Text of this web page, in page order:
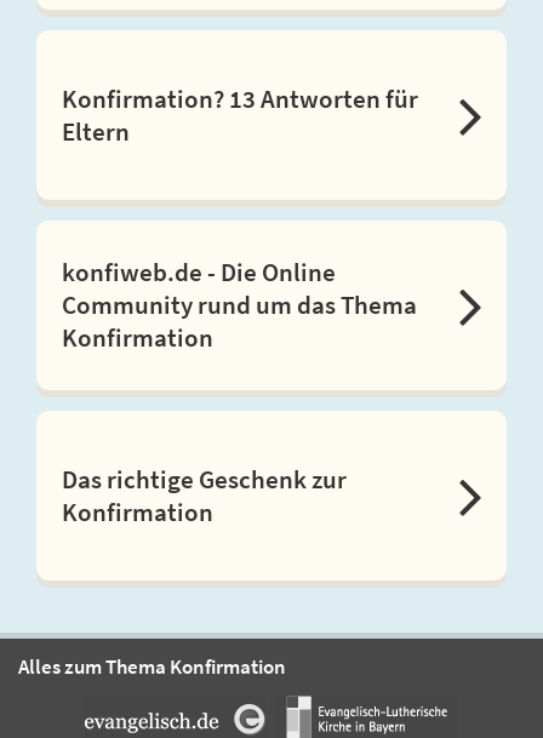
Konfirmation? 13 Antworten für
Eltern
konfiweb.de - Die Online
Community rund um das Thema
Konfirmation
Das richtige Geschenk zur
Konfirmation
Alles zum Thema Konfirmation